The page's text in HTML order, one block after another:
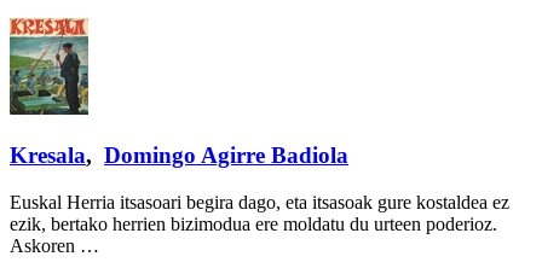
Kresala, Domingo Agirre Badiola
Euskal Herria itsasoari begira dago, eta itsasoak gure kostaldea ez
ezik, bertako herrien bizimodua ere moldatu du urteen poderioz.
Askoren …